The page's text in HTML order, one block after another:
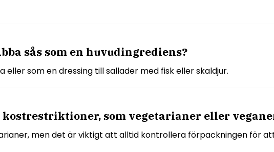
sås som en huvudingrediens?
som en dressing till sallader med fisk eller skaldjur.
som vegetarianer eller
men det är viktigt att alltid kontrollera förpackningen för